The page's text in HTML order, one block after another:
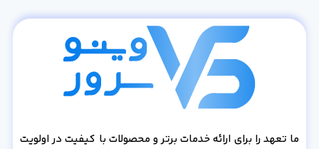
ما تعهد را برای ارائه خدمات برتر و محصولات با کیفیت در اولویت